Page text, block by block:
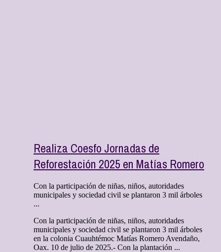
Realiza Coesfo Jornadas de
Reforestación 2025 en Matías Romero
Con la participación de niñas, niños, autoridades
municipales y sociedad civil se plantaron 3 mil árboles
...
Con la participación de niñas, niños, autoridades
municipales y sociedad civil se plantaron 3 mil árboles
en la colonia Cuauhtémoc Matías Romero Avendaño,
Oax. 10 de julio de 2025.- Con la plantación ...